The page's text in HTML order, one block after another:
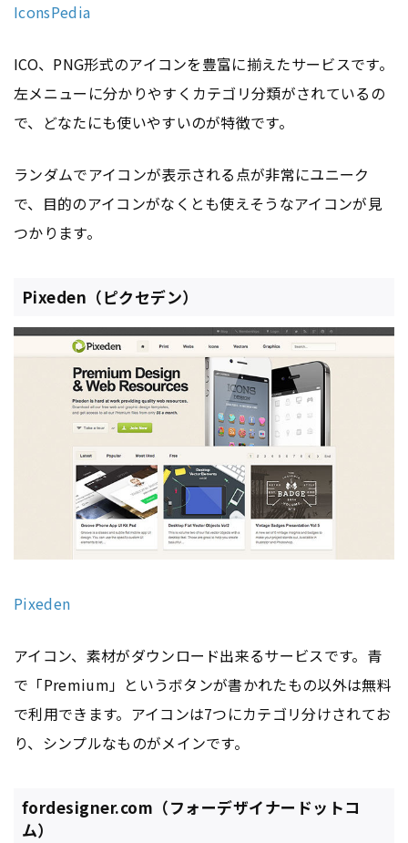
IconsPedia
ICO、PNG形式のアイコンを豊富に揃えたサービスです。
左メニューに分かりやすくカテゴリ分類がされているの
で、どなたにも使いやすいのが特徴です。
ランダムでアイコンが表示される点が非常にユニーク
で、目的のアイコンがなくとも使えそうなアイコンが見
つかります。
Pixeden（ピクセデン）
Pixeden
アイコン、素材がダウンロード出来るサービスです。青
で「Premium」というボタンが書かれたもの以外は無料
で利用できます。アイコンは7つにカテゴリ分けされてお
り、シンプルなものがメインです。
fordesigner.com（フォーデザイナードットコ
ム）